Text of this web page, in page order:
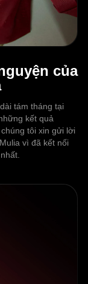
của
tám tháng tại
kết quả
tôi xin gửi lời
vì đã kết nối